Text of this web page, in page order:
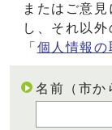
またはご意
し、それ以
「 個人情報の
名前（市か